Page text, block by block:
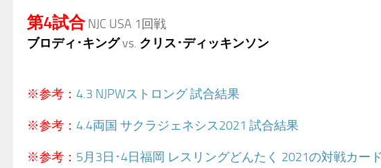
第4試合NJC USA 1回戦
ブロディ･キングvs. クリス･ディッキンソン
※参考： 4.3 NJPWストロング 試合結果
※参考： 4.4両国 サクラジェネシス2021 試合結果
※参考： 5月3日･4日福岡 レスリングどんたく 2021の対戦カー